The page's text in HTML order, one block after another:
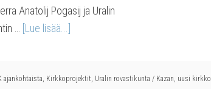
Anatolij Pogasij ja Uralin
…
[Lue lisää...]
ajankohtaista, Kirkkoprojektit, Uralin rovastikunta / Kazan, uusi kirkko